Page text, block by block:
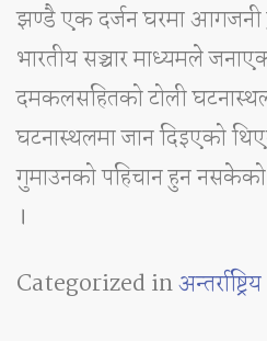
झण्डै एक दर्जन घरमा आगजनी
भारतीय सञ्चार माध्यमले
दमकलसहितको टोली
घटनास्थलमा जान दिइएको
गुमाउनको पहिचान हुन
।
Categorized inअन्तर्राष्ट्रिय